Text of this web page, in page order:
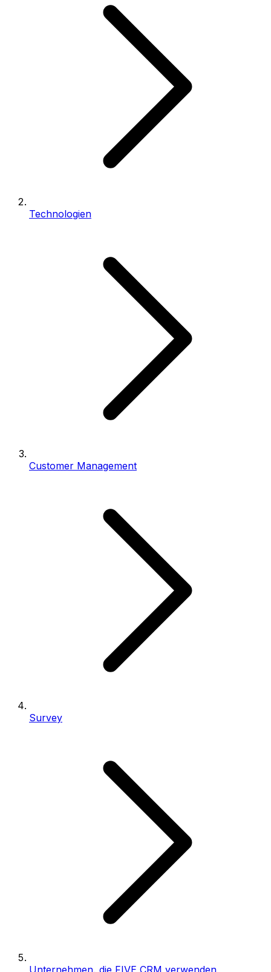
Technologien
Customer Management
Survey
Unternehmen, die FIVE CRM verwenden